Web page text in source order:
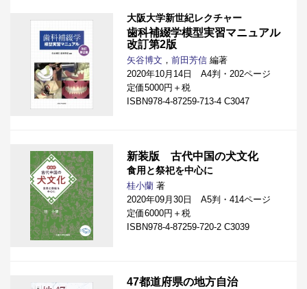
大阪大学新世紀レクチャー
歯科補綴学模型実習マニュアル
改訂第2版
矢谷博文 ， 前田芳信 編著
2020年10月14日 A4判・202ページ
定価5000円＋税
ISBN978-4-87259-713-4 C3047
新装版 古代中国の犬文化
食用と祭祀を中心に
桂小蘭 著
2020年09月30日 A5判・414ページ
定価6000円＋税
ISBN978-4-87259-720-2 C3039
47都道府県の地方自治